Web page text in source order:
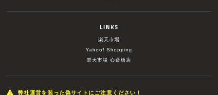
LINKS
楽天市場
Yahoo! Shopping
楽天市場 心斎橋店
弊社運営を装った偽サイトにご注意ください！